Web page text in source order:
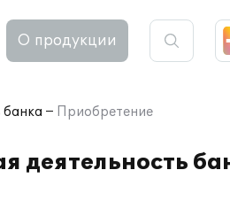
О продукции
банка Приобретение
деятельность